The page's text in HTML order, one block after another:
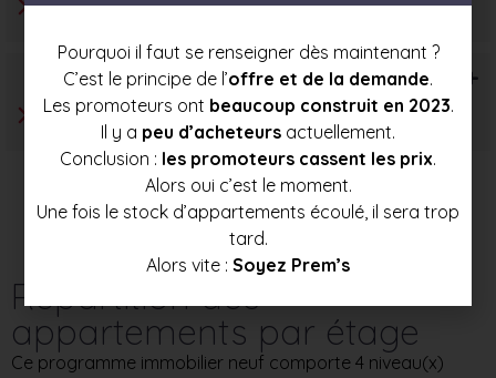
T6+
Répartition des
appartements par étage
Ce programme immobilier neuf comporte 4 niveau(x)
Pourquoi il faut se renseigner dès maintenant ?
C’est le principe de l’offre et de la demande.
Les promoteurs ont beaucoup construit en 2023.
Il y a peu d’acheteurs actuellement.
Conclusion : les promoteurs cassent les prix.
Alors oui c’est le moment.
Une fois le stock d’appartements écoulé, il sera trop
tard.
Alors vite : Soyez Prem’s